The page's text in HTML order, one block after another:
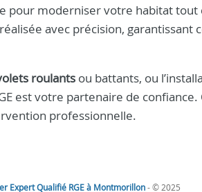
pour moderniser votre habitat tout
avec précision, garantissant
roulants ou battants, ou
est votre partenaire de confiance.
professionnelle.
Expert Qualifié RGE à Montmorillon- © 2025